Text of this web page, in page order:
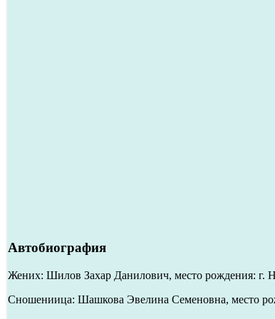
Автобиография
Жених: Шилов Захар Данилович, место рождения: г.
Сношениица: Шашкова Эвелина Семеновна, место